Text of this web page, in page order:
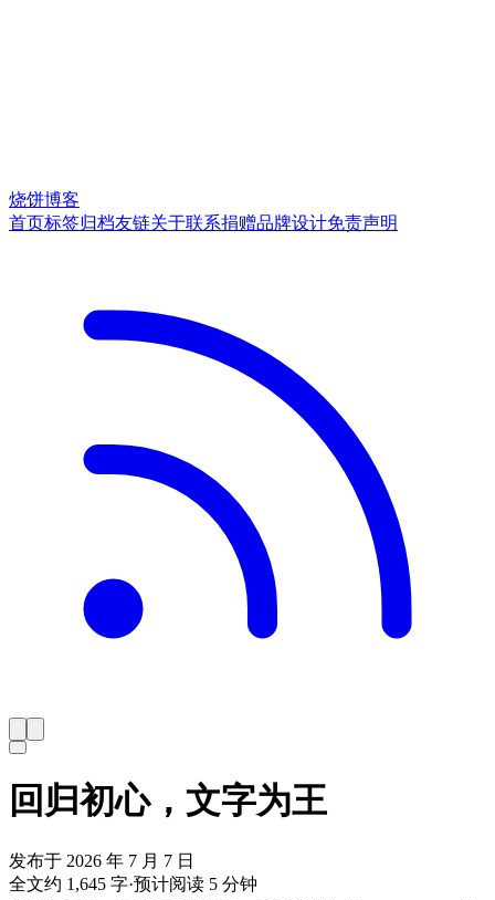
烧饼博客
首页标签归档友链关于联系捐赠品牌设计免责声明
回归初心，文字为王
发布于 2026 年 7 月 7 日
全文约 1,645 字·预计阅读 5 分钟